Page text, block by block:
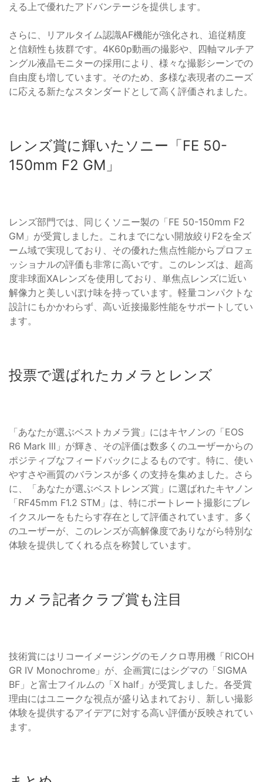
える上で優れたアドバンテージを提供します。
さらに、リアルタイム認識AF機能が強化され、追従精度
と信頼性も抜群です。4K60p動画の撮影や、四軸マルチア
ングル液晶モニターの採用により、様々な撮影シーンでの
自由度も増しています。そのため、多様な表現者のニーズ
に応える新たなスタンダードとして高く評価されました。
レンズ賞に輝いたソニー「FE 50-
150mm F2 GM」
レンズ部門では、同じくソニー製の「FE 50-150mm F2
GM」が受賞しました。これまでにない開放絞りF2を全ズ
ーム域で実現しており、その優れた焦点性能からプロフェ
ッショナルの評価も非常に高いです。このレンズは、超高
度非球面XAレンズを使用しており、単焦点レンズに近い
解像力と美しいぼけ味を持っています。軽量コンパクトな
設計にもかかわらず、高い近接撮影性能をサポートしてい
ます。
投票で選ばれたカメラとレンズ
「あなたが選ぶベストカメラ賞」にはキヤノンの「EOS
R6 Mark III」が輝き、その評価は数多くのユーザーからの
ポジティブなフィードバックによるものです。特に、使い
やすさや画質のバランスが多くの支持を集めました。さら
に、「あなたが選ぶベストレンズ賞」に選ばれたキヤノン
「RF45mm F1.2 STM」は、特にポートレート撮影にブレ
イクスルーをもたらす存在として評価されています。多く
のユーザーが、このレンズが高解像度でありながら特別な
体験を提供してくれる点を称賛しています。
カメラ記者クラブ賞も注目
技術賞にはリコーイメージングのモノクロ専用機「RICOH
GR IV Monochrome」が、企画賞にはシグマの「SIGMA
BF」と富士フイルムの「X half」が受賞しました。各受賞
理由にはユニークな視点が盛り込まれており、新しい撮影
体験を提供するアイデアに対する高い評価が反映されてい
ます。